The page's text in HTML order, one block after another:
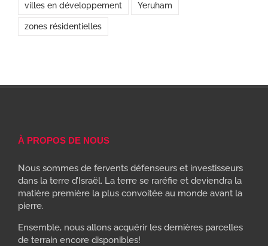
villes en développement Yeruham
zones résidentielles
À PROPOS DE NOUS
Nous sommes de fervents défenseurs et investisseurs
dans la terre d’Israël. La terre se raréfie et deviendra la
matière première la plus convoitée au monde avant la
pierre.
Ensemble, nous allons acquérir les dernières parcelles
de terrain encore disponibles!